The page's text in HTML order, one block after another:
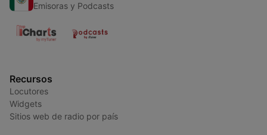
Emisoras y Podcasts
Recursos
Locutores
Widgets
Sitios web de radio por país